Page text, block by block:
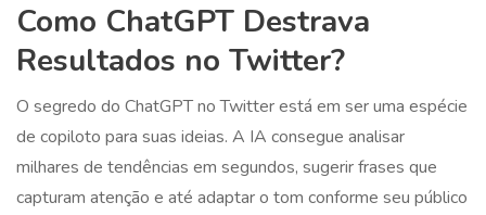
Como ChatGPT Destrava
Resultados no Twitter?
O segredo do ChatGPT no Twitter está em ser uma espécie
de copiloto para suas ideias. A IA consegue analisar
milhares de tendências em segundos, sugerir frases que
capturam atenção e até adaptar o tom conforme seu público